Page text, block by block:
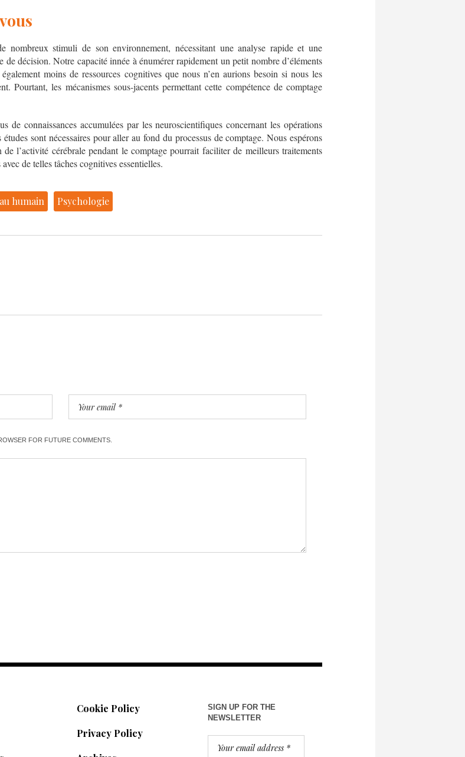
nombreux stimuli de son environnement, nécessitant une analyse rapide et une
décision. Notre capacité innée à énumérer rapidement un petit nombre d’éléments
moins de ressources cognitives que nous n’en aurions besoin si nous les
Pourtant, les mécanismes sous-jacents permettant cette compétence de comptage
de connaissances accumulées par les neuroscientifiques concernant les opérations
sont nécessaires pour aller au fond du processus de comptage. Nous espérons
de l’activité cérébrale pendant le comptage pourrait faciliter de meilleurs traitements
de telles tâches cognitives essentielles.
humain Psychologie
FOR FUTURE COMMENTS.
Cookie Policy
Privacy Policy
SIGN UP FOR THE
NEWSLETTER